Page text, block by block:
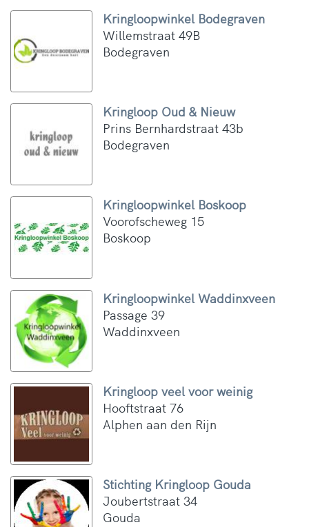
Kringloopwinkel Bodegraven
Willemstraat 49B
Bodegraven
Kringloop Oud & Nieuw
Prins Bernhardstraat 43b
Bodegraven
Kringloopwinkel Boskoop
Voorofscheweg 15
Boskoop
Kringloopwinkel Waddinxveen
Passage 39
Waddinxveen
Kringloop veel voor weinig
Hooftstraat 76
Alphen aan den Rijn
Stichting Kringloop Gouda
Joubertstraat 34
Gouda